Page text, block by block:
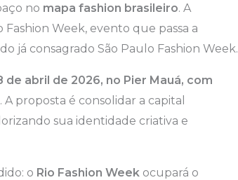
no mapa fashion brasileiro. A
Week, evento que passa a
já consagrado São Paulo Fashion Week.
de abril de 2026, no Pier Mauá, com
. A proposta é consolidar a capital
sua identidade criativa e
o Rio Fashion Weekocupará o